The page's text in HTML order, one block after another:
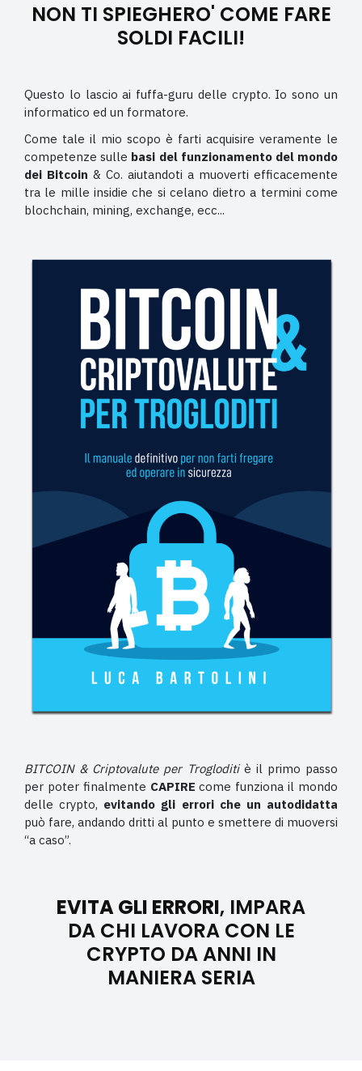
NON TI SPIEGHERO' COME FARE
SOLDI FACILI!
Questo lo lascio ai fuffa-guru delle crypto. Io sono un
informatico ed un formatore.
Come tale il mio scopo è farti acquisire veramente le
competenze sulle basi del funzionamento del mondo
dei Bitcoin & Co. aiutandoti a muoverti efficacemente
tra le mille insidie che si celano dietro a termini come
blochchain, mining, exchange, ecc...
BITCOIN & Criptovalute per Trogloditiè il primo passo
per poter finalmente CAPIREcome funziona il mondo
delle crypto, evitando gli errori che un autodidatta
può fare, andando dritti al punto e smettere di muoversi
“a caso”.
EVITA GLI ERRORI, IMPARA
DA CHI LAVORA CON LE
CRYPTO DA ANNI IN
MANIERA SERIA